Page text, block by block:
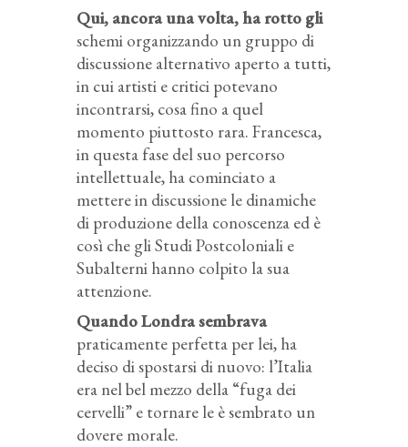
Qui, ancora una volta, ha rotto gli
schemi organizzando un gruppo di
discussione alternativo aperto a tutti,
in cui artisti e critici potevano
incontrarsi, cosa fino a quel
momento piuttosto rara. Francesca,
in questa fase del suo percorso
intellettuale, ha cominciato a
mettere in discussione le dinamiche
di produzione della conoscenza ed è
così che gli Studi Postcoloniali e
Subalterni hanno colpito la sua
attenzione.
Quando Londra sembrava
praticamente perfetta per lei, ha
deciso di spostarsi di nuovo: l’Italia
era nel bel mezzo della “fuga dei
cervelli” e tornare le è sembrato un
dovere morale.